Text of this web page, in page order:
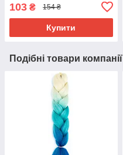
103 ₴ 154 ₴
Купити
Подібні товари компанії